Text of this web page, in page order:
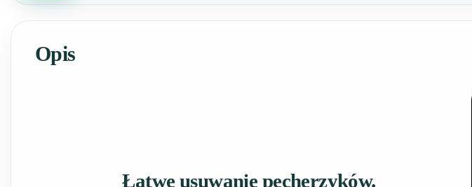
Opis
Łatwe usuwanie pęcherzyków.